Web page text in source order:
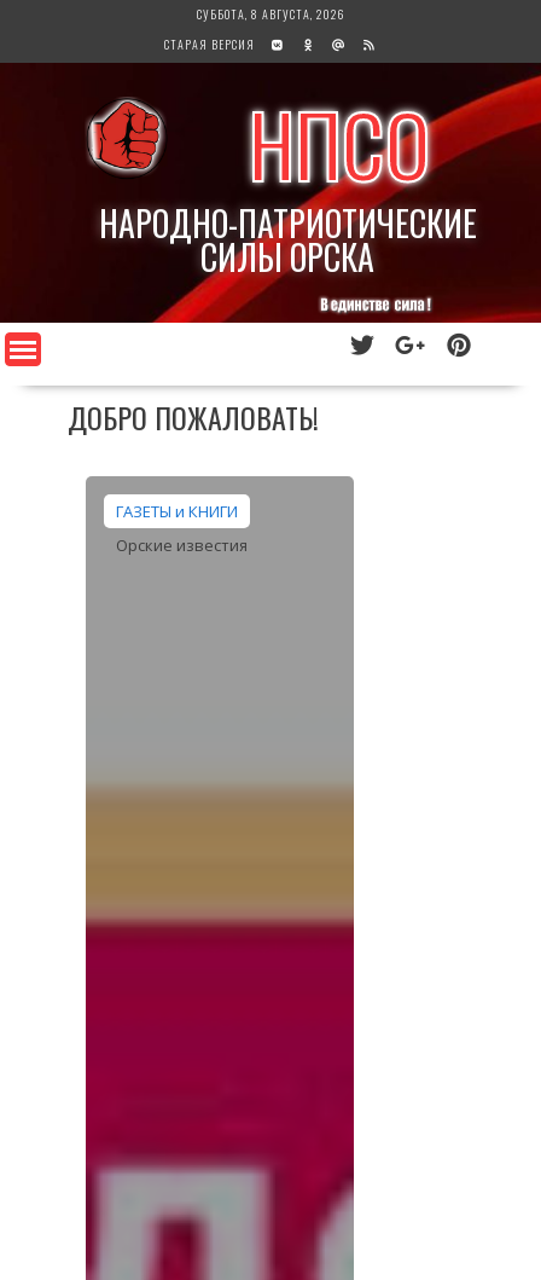
содержимому
СУББОТА, 8 АВГУСТА, 2026
СТАРАЯ ВЕРСИЯ
НПСО
НАРОДНО-ПАТРИОТИЧЕСКИЕ
СИЛЫ ОРСКА
ДОБРО ПОЖАЛОВАТЬ!
ГАЗЕТЫ и КНИГИ
Орские известия